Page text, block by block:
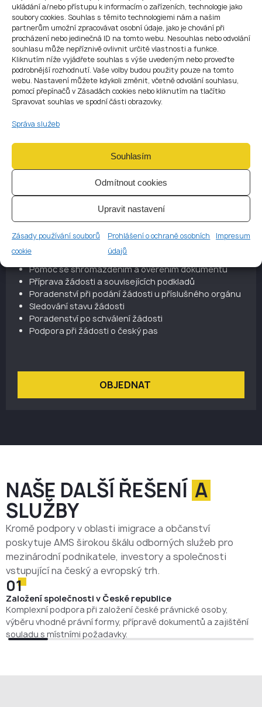
ukládání a/nebo přístupu k informacím o zařízeních, technologie jako
soubory cookies. Souhlas s těmito technologiemi nám a našim
partnerům umožní zpracovávat osobní údaje, jako je chování při
procházení nebo jedinečná ID na tomto webu. Nesouhlas nebo odvolání
souhlasu může nepříznivě ovlivnit určité vlastnosti a funkce.
Kliknutím níže vyjádřete souhlas s výše uvedeným nebo proveďte
podrobnější rozhodnutí. Vaše volby budou použity pouze na tomto
webu. Nastavení můžete kdykoli změnit, včetně odvolání souhlasu,
pomocí přepínačů v Zásadách cookies nebo kliknutím na tlačítko
Spravovat souhlas ve spodní části obrazovky.
Správa služeb
Souhlasím
Odmítnout cookies
Upravit nastavení
Zásady používání souborů
cookie
Prohlášení o ochraně osobních
údajů
Impresum
Imigrační konzultace
Posouzení způsobilosti k získání občanství
Poradenství k integraci
Pomoc v naléhavých imigračních situacích
Obecné právní a administrativní poradenství během
pobytu v České republice
OBJEDNAT
OBČANSTVÍ
Cena balíčku
25 000 Kč
Počáteční posouzení případu
Příprava seznamu požadovaných dokumentů
Pomoc se shromážděním a ověřením dokumentů
Příprava žádosti a souvisejících podkladů
Poradenství při podání žádosti u příslušného orgánu
Sledování stavu žádosti
Poradenství po schválení žádosti
Podpora při žádosti o český pas
OBJEDNAT
NAŠE DALŠÍ ŘEŠENÍ A
SLUŽBY
Kromě podpory v oblasti imigrace a občanství
poskytuje AMS širokou škálu odborných služeb pro
mezinárodní podnikatele, investory a společnosti
vstupující na český a evropský trh.
01
Založení společnosti v České republice
Komplexní podpora při založení české právnické osoby,
výběru vhodné právní formy, přípravě dokumentů a zajištění
souladu s místními požadavky.